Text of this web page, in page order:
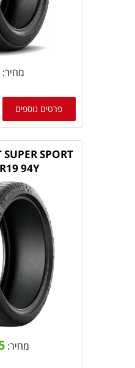
מחיר:
פרטים נוספים
SPORT
94Y
מחיר: